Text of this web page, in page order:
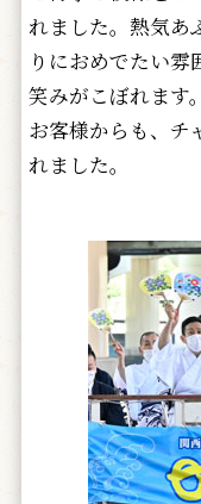
れました。熱気あ
りにおめでたい
笑みがこぼれます
お客様からも、チ
れました。